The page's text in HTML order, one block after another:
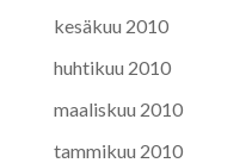
kesäkuu 2010
huhtikuu 2010
maaliskuu 2010
tammikuu 2010